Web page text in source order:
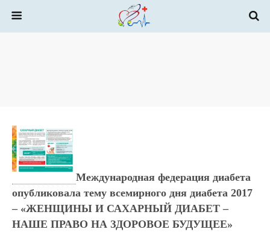
Международная федерация диабета
опубликовала тему всемирного дня диабета 2017
– «ЖЕНЩИНЫ И САХАРНЫЙ ДИАБЕТ –
НАШЕ ПРАВО НА ЗДОРОВОЕ БУДУЩЕЕ»